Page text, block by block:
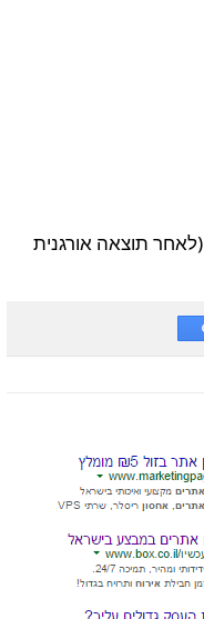
הנה דוגמא לביטוי בו ניתן לראות את בלוק המפות של Google Maps במקום ה – 2 (לאחר תוצאה אורגנית